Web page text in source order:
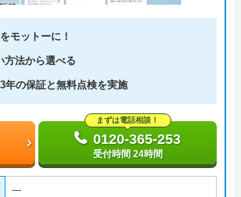
モットーに！
方法から選べる
年の保証と無料点検を実施
まずは電話相談！
0120-365-253
受付時間 24時間
―